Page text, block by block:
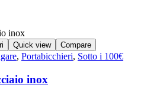
Quick view Compare
, Portabicchieri, Sotto i 100€
inox